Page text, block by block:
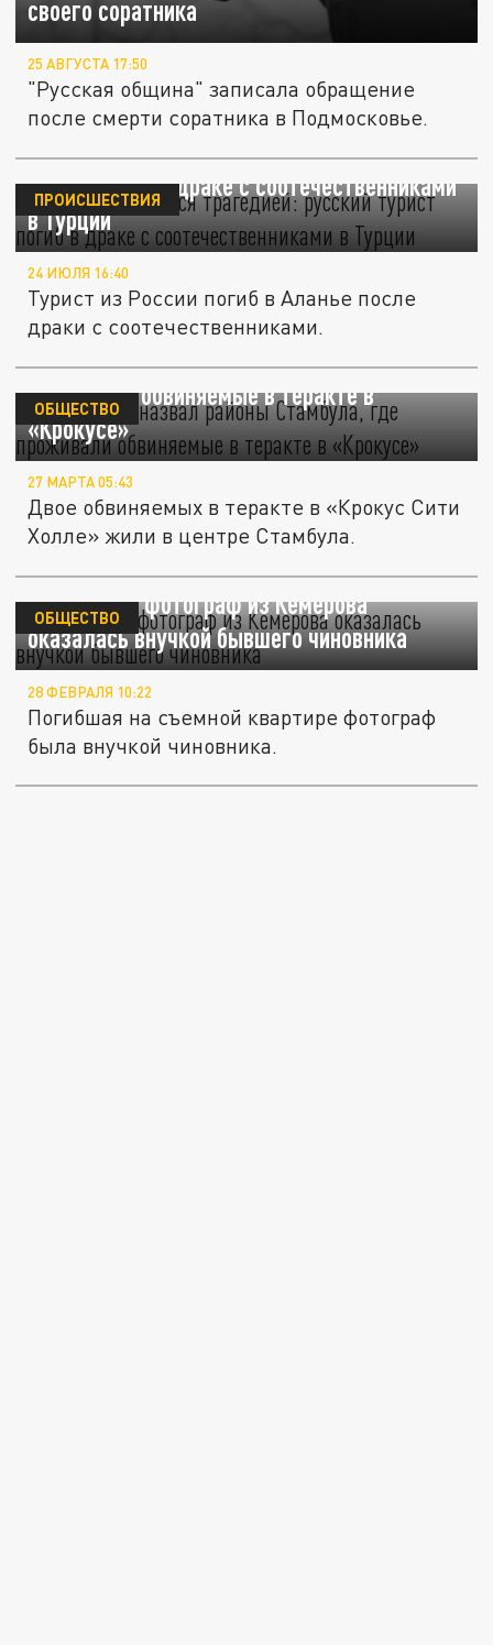
своего соратника
25 АВГУСТА 17:50
"Русская община" записала обращение
после смерти соратника в Подмосковье.
Отпуск закончился трагедией: русский
турист погиб в драке с соотечественниками
в Турции
ПРОИСШЕСТВИЯ
24 ИЮЛЯ 16:40
Турист из России погиб в Аланье после
драки с соотечественниками.
Yetkinreport назвал районы Стамбула, где
проживали обвиняемые в теракте в
«Крокусе»
ОБЩЕСТВО
27 МАРТА 05:43
Двое обвиняемых в теракте в «Крокус Сити
Холле» жили в центре Стамбула.
Зарезанная фотограф из Кемерова
оказалась внучкой бывшего чиновника
ОБЩЕСТВО
28 ФЕВРАЛЯ 10:22
Погибшая на съемной квартире фотограф
была внучкой чиновника.